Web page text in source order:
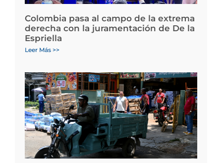
Colombia pasa al campo de la extrema
derecha con la juramentación de De la
Espriella
Leer Más >>